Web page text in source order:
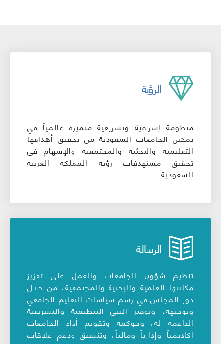
الرؤية
منظومة إشرافية وتشريعية متميزة عالمياً في
تمكين الجامعات السعودية من تحقيق أهدافها
التعليمية والبحثية والمجتمعية والإسهام في
تحقيق مستهدفات رؤية المملكة العربية
السعودية.
الرسالة
تنظيم شؤون الجامعات والعمل على تعزيز
مكانتها العلمية والبحثية والمجتمعية، من خلال
دور المجلس في رسم سياسات التعليم الجامعي
وتوجيهه، وتوفير البنى التنظيمية والتشريعية
الداعمة له، وحوكمة وتقويم أداء الجامعات
أكاديمياً وإدارياً ومالياً، وتنسيق ودعم علاقات